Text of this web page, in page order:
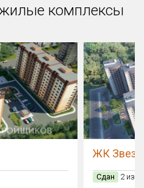
комплексы
ЖК
Сдан
2 из 4